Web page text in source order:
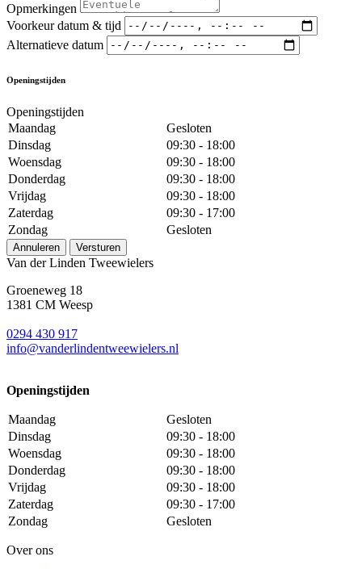
Opmerkingen
Voorkeur datum & tijd
Alternatieve datum
Openingstijden
Openingstijden
Maandag
Gesloten
Dinsdag
09:30 - 18:00
Woensdag
09:30 - 18:00
Donderdag
09:30 - 18:00
Vrijdag
09:30 - 18:00
Zaterdag
09:30 - 17:00
Zondag
Gesloten
Annuleren Versturen
Van der Linden Tweewielers
Groeneweg 18
1381 CM Weesp
0294 430 917
info@vanderlindentweewielers.nl
Openingstijden
Maandag
Gesloten
Dinsdag
09:30 - 18:00
Woensdag
09:30 - 18:00
Donderdag
09:30 - 18:00
Vrijdag
09:30 - 18:00
Zaterdag
09:30 - 17:00
Zondag
Gesloten
Over ons